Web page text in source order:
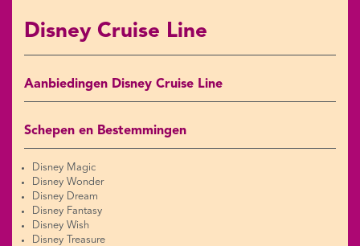
Disney Cruise Line
Aanbiedingen Disney Cruise Line
Schepen en Bestemmingen
Disney Magic
Disney Wonder
Disney Dream
Disney Fantasy
Disney Wish
Disney Treasure